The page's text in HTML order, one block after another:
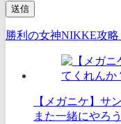
勝利の女神NIKKE攻略
【メガニケ】サ
また一緒にやろ